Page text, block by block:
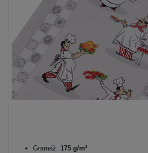
Gramáž: 175 g/m²